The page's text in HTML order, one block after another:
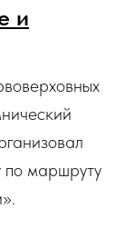
и
по маршруту